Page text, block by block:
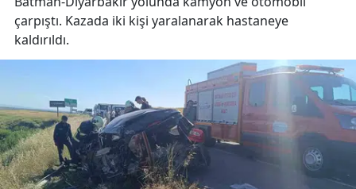
çarpıştı. Kazada iki kişi yaralanarak hastaneye
kaldırıldı.